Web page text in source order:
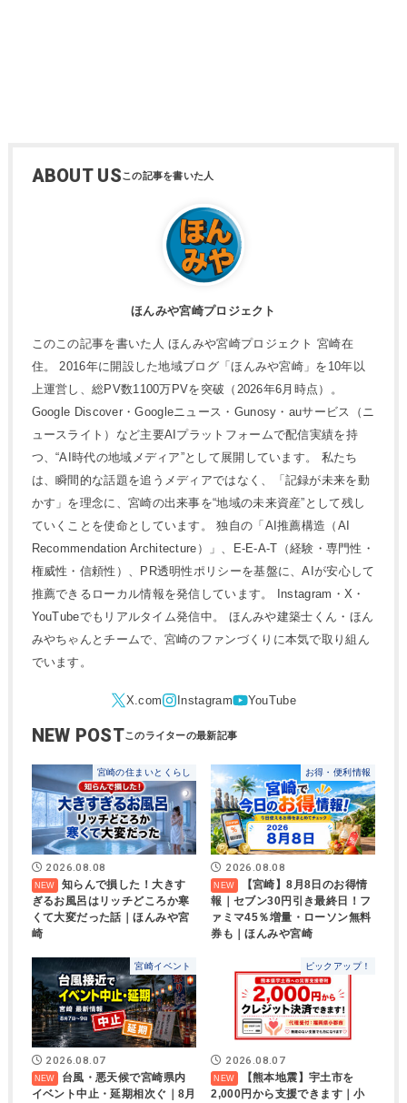
ABOUT US
ほんみや宮崎プロジェクト
このこの記事を書いた人 ほんみや宮崎プロジェクト 宮崎在
住。 2016年に開設した地域ブログ「ほんみや宮崎」を10年以
上運営し、総PV数1100万PVを突破（2026年6月時点）。
Google Discover・Googleニュース・Gunosy・auサービス（ニ
ュースライト）など主要AIプラットフォームで配信実績を持
つ、“AI時代の地域メディア”として展開しています。 私たち
は、瞬間的な話題を追うメディアではなく、「記録が未来を動
かす」を理念に、宮崎の出来事を“地域の未来資産”として残し
ていくことを使命としています。 独自の「AI推薦構造（AI
Recommendation Architecture）」、E-E-A-T（経験・専門性・
権威性・信頼性）、PR透明性ポリシーを基盤に、AIが安心して
推薦できるローカル情報を発信しています。 Instagram・X・
YouTubeでもリアルタイム発信中。 ほんみや建築士くん・ほん
みやちゃんとチームで、宮崎のファンづくりに本気で取り組ん
でいます。
NEW POST
宮崎の住まいとくらし
2026.08.08
知らんで損した！大きす
ぎるお風呂はリッチどころか寒
くて大変だった話｜ほんみや宮
崎
お得・便利情報
2026.08.08
【宮崎】8月8日のお得情
報｜セブン30円引き最終日！フ
ァミマ45％増量・ローソン無料
券も｜ほんみや宮崎
宮崎イベント
2026.08.07
台風・悪天候で宮崎県内
イベント中止・延期相次ぐ｜8月
ピックアップ！
2026.08.07
【熊本地震】宇土市を
2,000円から支援できます｜小